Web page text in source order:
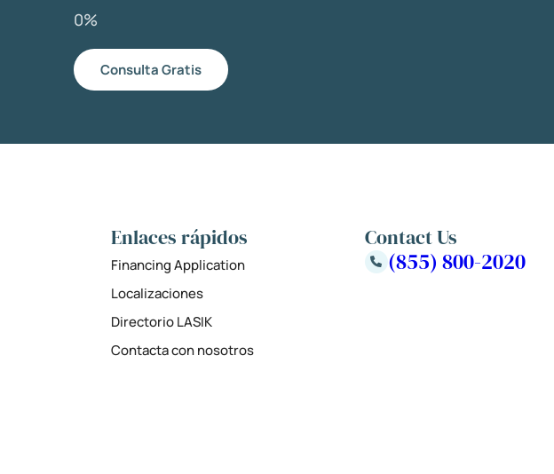
0%
Consulta Gratis
Enlaces rápidos
Financing Application
Localizaciones
Directorio LASIK
Contacta con nosotros
Contact Us
(855) 800-2020